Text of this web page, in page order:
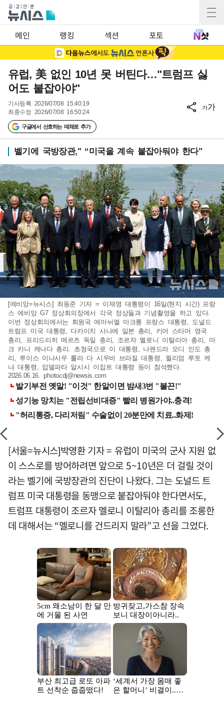
메인 랭킹 섹션 포토
유럽, 美 없인 10년 못 버틴다…"트럼프 싫
어도 붙잡아야"
기사등록 2026/07/08 15:40:19
최종수정 2026/07/08 16:50:24
구글에서 선호하는 매체로 추가
가가
벨기에 국방장관," “미국을 계속 붙잡아둬야 한다"
[에비앙=뉴시스] 최동준 기자 = 이재명 대통령이 16일(현지 시간) 프랑
스 에비앙 G7 정상회의장에서 각국 정상들과 기념촬영을 하고 있다.
이번 정상회의에서는 회원국 에마뉘엘 마크롱 프랑스 대통령, 도널드
트럼프 미국 대통령, 다카이치 사나에 일본 총리, 키어 스타머 영국
총리, 프리드리히 메르츠 독일 총리, 조르자 멜로니 이탈리아 총리, 마
크 카니 캐나다 총리. 초청국으로 이 대통령, 나렌드라 모디 인도 총
리, 루이스 이나시우 룰라 다 시우바 브라질 대통령, 윌리엄 루토 케
냐 대통령, 압델파타 알시시 이집트 대통령 등이 참석했다.
2026.06.16.photocdj@newsis.com
[서울=뉴시스]박영환 기자 = 유럽이 미국의 군사 지원 없
이 스스로를 방어하려면 앞으로 5~10년은 더 걸릴 것이
라는 벨기에 국방장관의 진단이 나왔다. 그는 도널드 트
럼프 미국 대통령을 동맹으로 붙잡아둬야 한다면서도,
트럼프 대통령이 조르자 멜로니 이탈리아 총리를 조롱한
데 대해서는 “멜로니를 건드리지 말라”고 선을 그었다.